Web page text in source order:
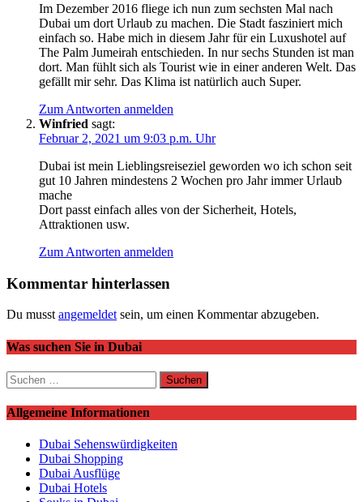
Im Dezember 2016 fliege ich nun zum sechsten Mal nach
Dubai um dort Urlaub zu machen. Die Stadt fasziniert mich
einfach so. Habe mich in diesem Jahr für ein Luxushotel auf
The Palm Jumeirah entschieden. In nur sechs Stunden ist man
dort. Man fühlt sich als Tourist wie in einer anderen Welt. Das
gefällt mir sehr. Das Klima ist natürlich auch Super.
Zum Antworten anmelden
Winfried sagt:
Februar 2, 2021 um 9:03 p.m. Uhr
Dubai ist mein Lieblingsreiseziel geworden wo ich schon seit
gut 10 Jahren mindestens 2 Wochen pro Jahr immer Urlaub
mache
Dort passt einfach alles von der Sicherheit, Hotels,
Attraktionen usw.
Zum Antworten anmelden
Kommentar hinterlassen
Du musst angemeldet sein, um einen Kommentar abzugeben.
Was suchen Sie in Dubai
Suchen
nach:
Allgemeine Informationen
Dubai Sehenswürdigkeiten
Dubai Shopping
Dubai Ausflüge
Dubai Hotels